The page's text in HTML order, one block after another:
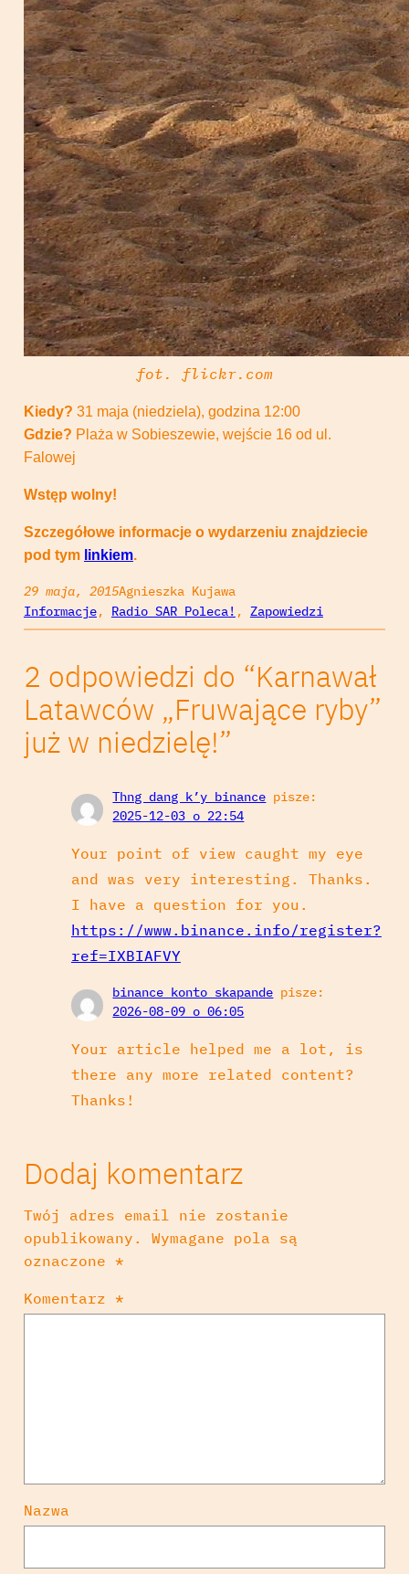
fot. flickr.com
Kiedy? 31 maja (niedziela), godzina 12:00
Gdzie? Plaża w Sobieszewie, wejście 16 od ul.
Falowej
Wstęp wolny!
Szczegółowe informacje o wydarzeniu znajdziecie
pod tym linkiem.
29 maja, 2015Agnieszka Kujawa
Informacje, Radio SAR Poleca! , Zapowiedzi
2 odpowiedzi do “Karnawał
Latawców „Fruwające ryby”
już w niedzielę!”
Thng dang k’y binance pisze:
2025-12-03 o 22:54
Your point of view caught my eye
and was very interesting. Thanks.
I have a question for you.
https://www.binance.info/register?
ref=IXBIAFVY
binance konto skapande pisze:
2026-08-09 o 06:05
Your article helped me a lot, is
there any more related content?
Thanks!
Dodaj komentarz
Twój adres email nie zostanie
opublikowany.
Wymagane pola są
oznaczone *
Komentarz *
Nazwa